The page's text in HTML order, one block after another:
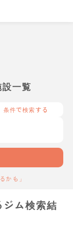
一覧
条件で検索する
かも」
ム検索結